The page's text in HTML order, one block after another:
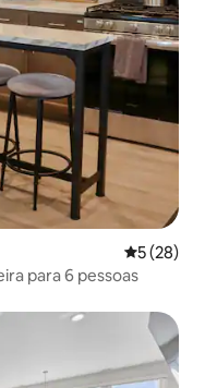
5 de uma
5 (28)
para 6 pessoas